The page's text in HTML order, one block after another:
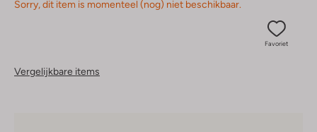
Sorry, dit item is momenteel (nog) niet beschikbaar.
Favoriet
Vergelijkbare items